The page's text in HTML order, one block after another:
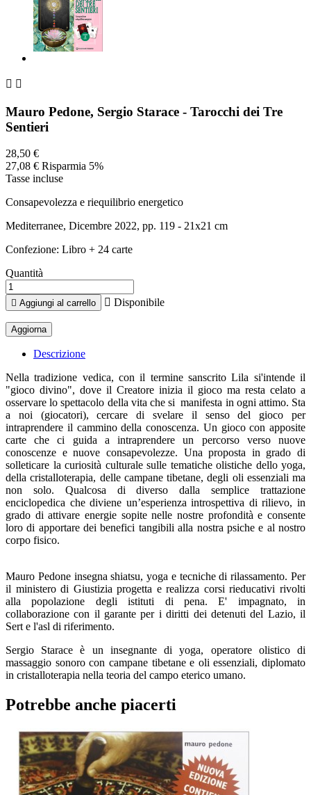
 
Mauro Pedone, Sergio Starace - Tarocchi dei Tre
Sentieri
28,50 €
27,08 € Risparmia 5%
Tasse incluse
Consapevolezza e riequilibrio energetico
Mediterranee, Dicembre 2022, pp. 119 - 21x21 cm
Confezione: Libro + 24 carte
Quantità
 Aggiungi al carrello  Disponibile
Descrizione
Nella tradizione vedica, con il termine sanscrito Lila si'intende il
"gioco divino", dove il Creatore inizia il gioco ma resta celato a
osservare lo spettacolo della vita che si manifesta in ogni attimo. Sta
a noi (giocatori), cercare di svelare il senso del gioco per
intraprendere il cammino della conoscenza. Un gioco con apposite
carte che ci guida a intraprendere un percorso verso nuove
conoscenze e nuove consapevolezze. Una proposta in grado di
solleticare la curiosità culturale sulle tematiche olistiche dello yoga,
della cristalloterapia, delle campane tibetane, degli oli essenziali ma
non solo. Qualcosa di diverso dalla semplice trattazione
enciclopedica che diviene un’esperienza introspettiva di rilievo, in
grado di attivare energie sopite nelle nostre profondità e consente
loro di apportare dei benefici tangibili alla nostra psiche e al nostro
corpo fisico.
Mauro Pedone insegna shiatsu, yoga e tecniche di rilassamento. Per
il ministero di Giustizia progetta e realizza corsi rieducativi rivolti
alla popolazione degli istituti di pena. E' impagnato, in
collaborazione con il garante per i diritti dei detenuti del Lazio, il
Sert e l'asl di riferimento.
Sergio Starace è un insegnante di yoga, operatore olistico di
massaggio sonoro con campane tibetane e oli essenziali, diplomato
in cristalloterapia nella teoria del campo eterico umano.
Potrebbe anche piacerti